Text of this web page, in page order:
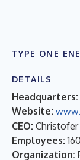
TYPE ONE
DETAILS
Headquarters:
Website:
CEO:
Employees: 160
Organization: